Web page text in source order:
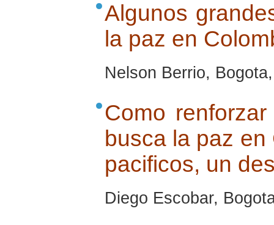
Algunos
la paz en
Nelson Berrio,
Como
busca la paz
pacificos, un
Diego Escobar,